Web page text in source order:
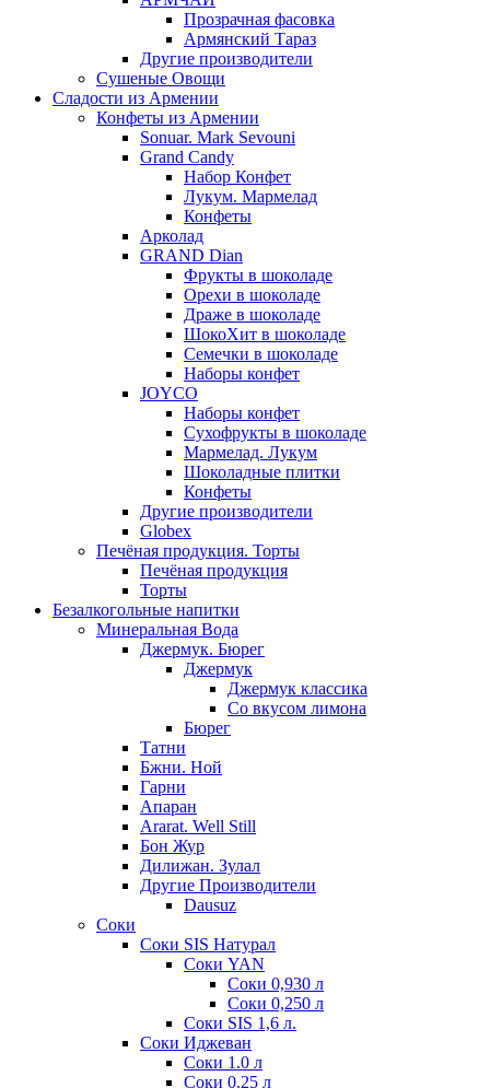
Прозрачная фасовка
Армянский Тараз
Другие производители
Сушеные Овощи
Сладости из Армении
Конфеты из Армении
Sonuar. Mark Sevouni
Grand Candy
Набор Конфет
Лукум. Мармелад
Конфеты
Арколад
GRAND Dian
Фрукты в шоколаде
Орехи в шоколаде
Драже в шоколаде
ШокоХит в шоколаде
Семечки в шоколаде
Наборы конфет
JOYCO
Наборы конфет
Сухофрукты в шоколаде
Мармелад. Лукум
Шоколадные плитки
Конфеты
Другие производители
Globex
Печёная продукция. Торты
Печёная продукция
Торты
Безалкогольные напитки
Минеральная Вода
Джермук. Бюрег
Джермук
Джермук классика
Со вкусом лимона
Бюрег
Татни
Бжни. Ной
Гарни
Апаран
Ararat. Well Still
Бон Жур
Дилижан. Зулал
Другие Производители
Dausuz
Соки
Соки SIS Натурал
Соки YAN
Соки 0,930 л
Соки 0,250 л
Соки SIS 1,6 л.
Соки Иджеван
Соки 1.0 л
Соки 0.25 л